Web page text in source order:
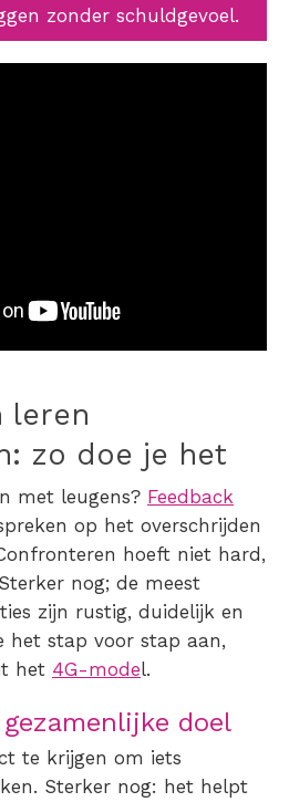
zonder schuldgevoel.
leren
zo doe je het
met leugens? Feedback
op het overschrijden
hoeft niet hard,
nog; de meest
zijn rustig, duidelijk en
het stap voor stap aan,
het 4G-model.
doel
te krijgen om iets
Sterker nog: het helpt